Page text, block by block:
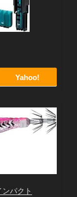
Yahoo!
パクト